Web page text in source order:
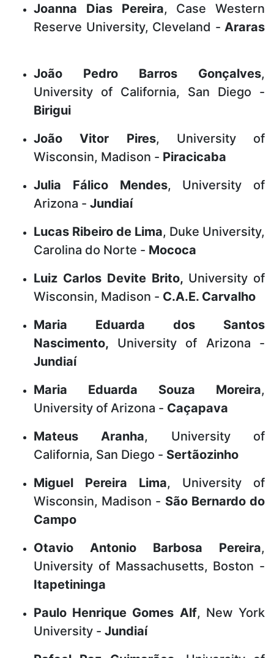
Joanna Dias Pereira, Case Western
Reserve University, Cleveland - Araras
João Pedro Barros Gonçalves,
University of California, San Diego -
Birigui
João Vitor Pires, University of
Wisconsin, Madison - Piracicaba
Julia Fálico Mendes, University of
Arizona - Jundiaí
Lucas Ribeiro de Lima, Duke University,
Carolina do Norte - Mococa
Luiz Carlos Devite Brito, University of
Wisconsin, Madison - C.A.E. Carvalho
Maria Eduarda dos Santos
Nascimento, University of Arizona -
Jundiaí
Maria Eduarda Souza Moreira,
University of Arizona - Caçapava
Mateus Aranha, University of
California, San Diego - Sertãozinho
Miguel Pereira Lima, University of
Wisconsin, Madison - São Bernardo do
Campo
Otavio Antonio Barbosa Pereira,
University of Massachusetts, Boston -
Itapetininga
Paulo Henrique Gomes Alf, New York
University - Jundiaí